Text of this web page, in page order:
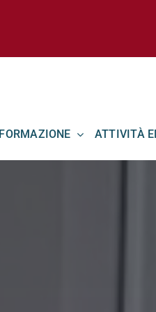
FORMAZIONE ATTIVITÀ